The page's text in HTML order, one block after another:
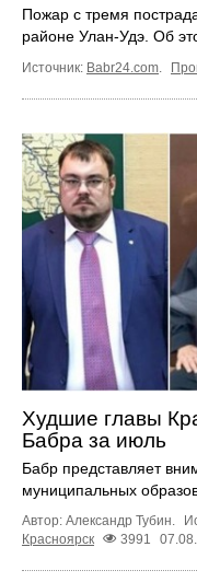
Пожар с тремя
районе Улан-Удэ. Об
Источник: Babr24.com.
Худшие главы
Бабра за июль
Бабр представляет
муниципальных
Автор: Александр Тубин.
Красноярск
3991